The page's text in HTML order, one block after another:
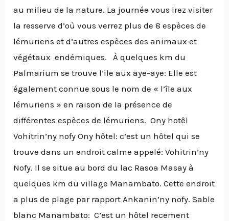
au milieu de la nature. La journée vous irez visiter
la resserve d’où vous verrez plus de 8 espèces de
lémuriens et d’autres espèces des animaux et
végétaux endémiques. À quelques km du
Palmarium se trouve l’ile aux aye-aye: Elle est
également connue sous le nom de « l’île aux
lémuriens » en raison de la présence de
différentes espèces de lémuriens. Ony hotêl
Vohitrin’ny nofy Ony hôtel: c’est un hôtel qui se
trouve dans un endroit calme appelé: Vohitrin’ny
Nofy. Il se situe au bord du lac Rasoa Masay à
quelques km du village Manambato. Cette endroit
a plus de plage par rapport Ankanin’ny nofy. Sable
blanc Manambato: C’est un hôtel recement